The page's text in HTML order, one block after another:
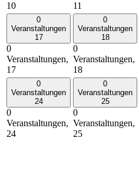
10
11
0
Veranstaltungen
17
0
Veranstaltungen,
17
0
Veranstaltungen
18
0
Veranstaltungen,
18
0
Veranstaltungen
24
0
Veranstaltungen,
24
0
Veranstaltungen
25
0
Veranstaltungen,
25